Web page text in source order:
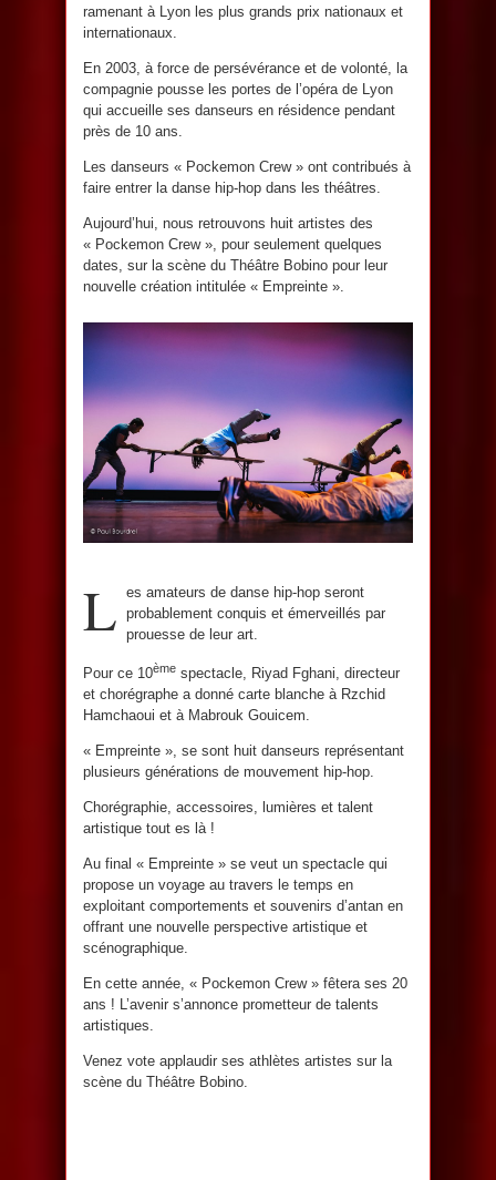
ramenant à Lyon les plus grands prix nationaux et
internationaux.
En 2003, à force de persévérance et de volonté, la
compagnie pousse les portes de l’opéra de Lyon
qui accueille ses danseurs en résidence pendant
près de 10 ans.
Les danseurs « Pockemon Crew » ont contribués à
faire entrer la danse hip-hop dans les théâtres.
Aujourd’hui, nous retrouvons huit artistes des
« Pockemon Crew », pour seulement quelques
dates, sur la scène du Théâtre Bobino pour leur
nouvelle création intitulée « Empreinte ».
L es amateurs de danse hip-hop seront
probablement conquis et émerveillés par
prouesse de leur art.
Pour ce 10ème spectacle, Riyad Fghani, directeur
et chorégraphe a donné carte blanche à Rzchid
Hamchaoui et à Mabrouk Gouicem.
« Empreinte », se sont huit danseurs représentant
plusieurs générations de mouvement hip-hop.
Chorégraphie, accessoires, lumières et talent
artistique tout es là !
Au final « Empreinte » se veut un spectacle qui
propose un voyage au travers le temps en
exploitant comportements et souvenirs d’antan en
offrant une nouvelle perspective artistique et
scénographique.
En cette année, « Pockemon Crew » fêtera ses 20
ans ! L’avenir s’annonce prometteur de talents
artistiques.
Venez vote applaudir ses athlètes artistes sur la
scène du Théâtre Bobino.